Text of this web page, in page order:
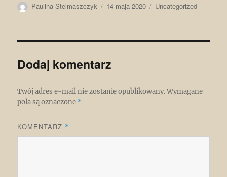
Autor
Paulina Stelmaszczyk
Data
14 maja 2020 Kategorie
Uncategorized
Dodaj komentarz
Twój adres e-mail nie zostanie opublikowany. Wymagane
pola są oznaczone *
KOMENTARZ *